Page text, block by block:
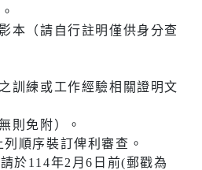
本（請自行註明僅供身分查
訓練或工作經驗相關證明文
則免附）。
順序裝訂俾利審查。
於114年2月6日前(郵戳為